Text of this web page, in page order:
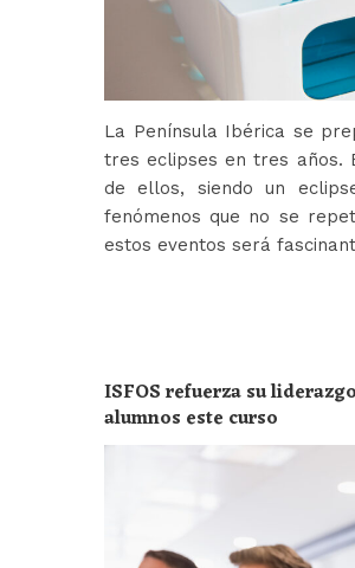
La Península Ibérica se
tres eclipses en tres años.
de ellos, siendo un
fenómenos que no se
estos eventos será
ISFOS refuerza su
alumnos este curso